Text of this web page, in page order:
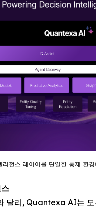
리전스 레이어를 단일한 통제 환
달리, Quantexa AI는